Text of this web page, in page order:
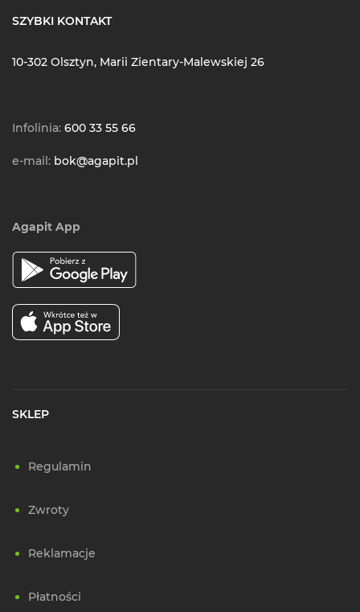
SZYBKI KONTAKT
10-302 Olsztyn, Marii Zientary-Malewskiej 26
Infolinia: 600 33 55 66
e-mail: bok@agapit.pl
Agapit App
SKLEP
Regulamin
Zwroty
Reklamacje
Płatności